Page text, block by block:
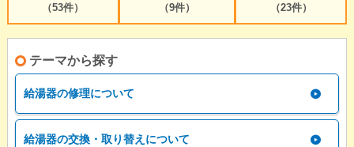
（53件）
（9件）
（23件）
テーマから探す
給湯器の修理について
給湯器の交換・取り替えについて